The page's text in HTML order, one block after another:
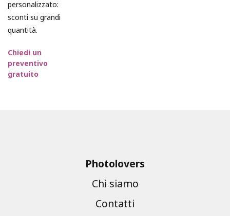
personalizzato:
sconti su grandi
quantità.
Chiedi un
preventivo
gratuito
Photolovers
Chi siamo
Contatti